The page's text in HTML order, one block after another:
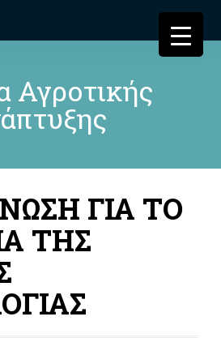
Αγροτικής
ΓΙΑ ΤΟ
ΤΗΣ